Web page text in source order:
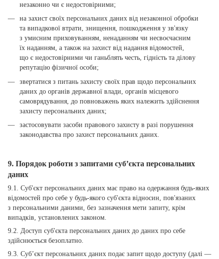
незаконно чи є недостовірними;
на захист своїх персональних даних від незаконної обробки
та випадкової втрати, знищення, пошкодження у зв'язку
з умисним приховуванням, ненаданням чи несвоєчасним
їх наданням, а також на захист від надання відомостей,
що є недостовірними чи ганьблять честь, гідність та ділову
репутацію фізичної особи;
звертатися з питань захисту своїх прав щодо персональних
даних до органів державної влади, органів місцевого
самоврядування, до повноважень яких належить здійснення
захисту персональних даних;
застосовувати засоби правового захисту в разі порушення
законодавства про захист персональних даних.
9. Порядок роботи з запитами суб’єкта персональних
даних
9.1. Суб'єкт персональних даних має право на одержання будь-яких
відомостей про себе у будь-якого суб'єкта відносин, пов'язаних
з персональними даними, без зазначення мети запиту, крім
випадків, установлених законом.
9.2. Доступ суб'єкта персональних даних до даних про себе
здійснюється безоплатно.
9.3. Суб’єкт персональних даних подає запит щодо доступу (далі —